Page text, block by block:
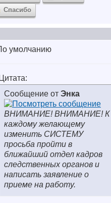
Спасибо
Цитата:
Сообщение от Энка
ВНИМАНИЕ! ВНИМАНИЕ! К
каждому желающему
изменить СИСТЕМУ
просьба пройти в
ближайший отдел кадров
следственных органов и
написать заявление о
приеме на работу.